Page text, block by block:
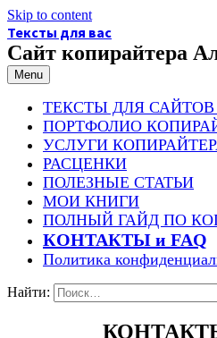
Skip to content
Тексты для вас
Сайт копирайтера
Menu
ТЕКСТЫ ДЛЯ САЙТОВ
ПОРТФОЛИО
УСЛУГИ
РАСЦЕНКИ
ПОЛЕЗНЫЕ СТАТЬИ
МОИ КНИГИ
ПОЛНЫЙ ГАЙД ПО
КОНТАКТЫ и FAQ
Политика
Найти: